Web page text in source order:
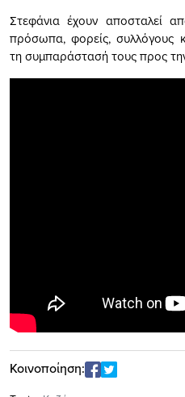
Στεφάνια έχουν αποσταλεί
πρόσωπα, φορείς, συλλόγους
τη συμπαράστασή τους προς
Κοινοποίηση: